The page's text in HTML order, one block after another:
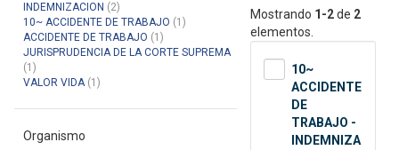
INDEMNIZACION (2)
10~ ACCIDENTE DE TRABAJO (1)
ACCIDENTE DE TRABAJO (1)
JURISPRUDENCIA DE LA CORTE SUPREMA
(1)
VALOR VIDA(1)
Organismo
Mostrando 1-2de 2
elementos.
10~
ACCIDENTE
DE
TRABAJO -
INDEMNIZA